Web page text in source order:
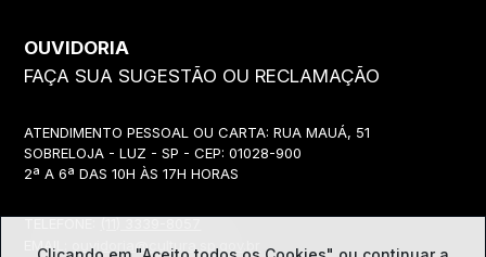
OUVIDORIA
FAÇA SUA SUGESTÃO OU RECLAMAÇÃO
ATENDIMENTO PESSOAL OU CARTA: RUA MAUÁ, 51
SOBRELOJA - LUZ - SP - CEP: 01028-900
2ª A 6ª DAS 10H ÀS 17H HORAS
EMAIL:
ouvidoria@cultura.sp.gov.br